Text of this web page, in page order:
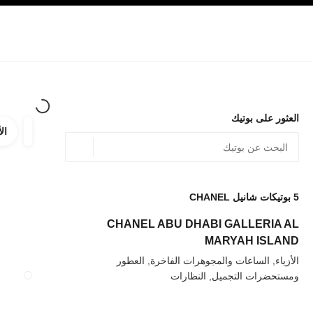
العثور على بوتيك
5 بوتيكات شانيل CHANEL
عودة إلى المرشحات
CHANEL ABU DHABI GALLERIA AL
MARYAH ISLAND
الأزياء, الساعات والمجوهرات الفاخرة, العطور
ومستحضرات التجميل, النظارات